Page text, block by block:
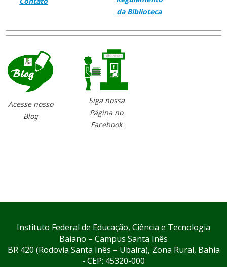
da Biblioteca
Acesse nosso
Blog
Siga nossa
Página no
Facebook
Instituto Federal de Educação, Ciência e Tecnologia
Baiano – Campus Santa Inês
BR 420 (Rodovia Santa Inês – Ubaíra), Zona Rural, Bahia
- CEP: 45320-000